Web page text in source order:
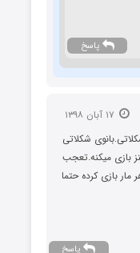
پاسخ
شکلاتی
بازی میکنه.تعجب
بازی کرده حتما
پاسخ